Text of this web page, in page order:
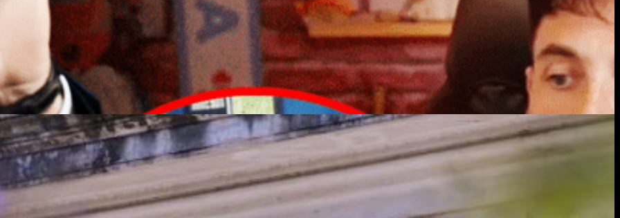
limpieza en mayo 2026 y cómo quedan los salarios
contra la placa arterial